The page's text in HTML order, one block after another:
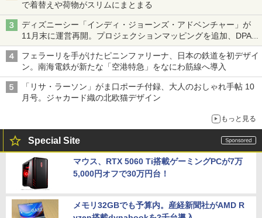
で着替えや荷物がスリムにまとまる
ディズニーシー「インディ・ジョーンズ・アドベンチャー」が
11月末に運営再開。プロジェクションマッピングを追加、DPA
は1500円
フェラーリを手がけたピニンファリーナ、日本の鉄道を初デザイ
ン。南海電鉄が新たな「空港特急」をなにわ筋線へ導入
「リサ・ラーソン」がま口ポーチ付録、大人のおしゃれ手帖 10
月号。ジャカード織の北欧猫デザイン
もっと見る
Special Site
マウス、RTX 5060 Ti搭載ゲーミングPCが7万
5,000円オフで30万円台！
メモリ32GBでも予算内。産経新聞社がAMD R